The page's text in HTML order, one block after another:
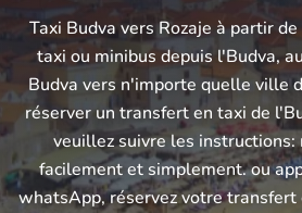
Taxi Budva vers Rozaje à partir
taxi ou minibus depuis l'Budva,
Budva vers n'importe quelle ville
réserver un transfert en taxi de
veuillez suivre les instructions:
facilement et simplement. ou
whatsApp, réservez votre transfert